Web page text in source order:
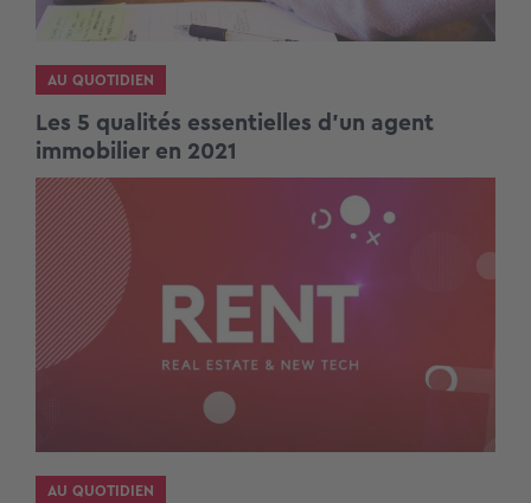
AU QUOTIDIEN
Les 5 qualités essentielles d’un agent
immobilier en 2021
AU QUOTIDIEN